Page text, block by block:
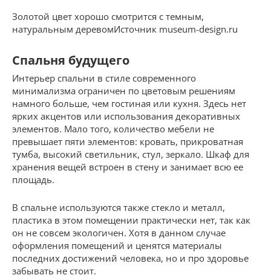
Золотой цвет хорошо смотрится с темным,
натуральным деревомИсточник museum-design.ru
Спальня будущего
Интерьер спальни в стиле современного
минимализма ограничен по цветовым решениям
намного больше, чем гостиная или кухня. Здесь нет
ярких акцентов или использования декоративных
элементов. Мало того, количество мебели не
превышает пяти элементов: кровать, прикроватная
тумба, высокий светильник, стул, зеркало. Шкаф для
хранения вещей встроен в стену и занимает всю ее
площадь.
В спальне используются также стекло и металл,
пластика в этом помещении практически нет, так как
он не совсем экологичен. Хотя в данном случае
оформления помещений и ценятся материалы
последних достижений человека, но и про здоровье
забывать не стоит.